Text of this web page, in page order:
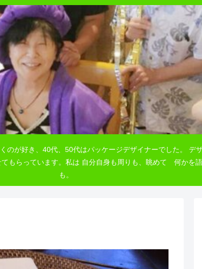
が好き、40代、50代はパッケージデザイナーでした。 デ
もらっています。私は 自分自身も周りも、眺めて 何かを
も。